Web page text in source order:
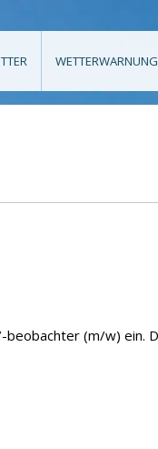
(m/w) ein.